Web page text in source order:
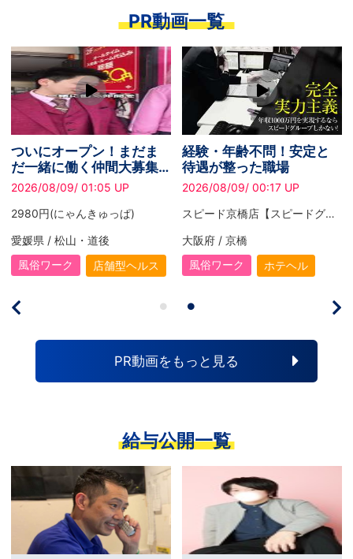
PR動画一覧
ついにオープン！まだま
だ一緒に働く仲間大募集
中です！
2026/08/09/ 01:05 UP
2980円(にゃんきゅっぱ)
愛媛県 / 松山・道後
風俗ワーク
店舗型ヘルス
経験・年齢不問！安定と
待遇が整った職場
2026/08/09/ 00:17 UP
スピード京橋店【スピードグループ】
大阪府 / 京橋
風俗ワーク
ホテヘル
PR動画をもっと見る
給与公開一覧